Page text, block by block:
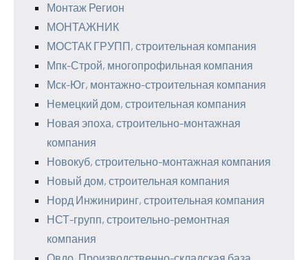
Монтаж Регион
МОНТАЖНИК
МОСТАК ГРУПП, строительная компания
Мпк-Строй, многопрофильная компания
Мск-Юг, монтажно-строительная компания
Немецкий дом, строительная компания
Новая эпоха, строительно-монтажная
компания
Новокуб, строительно-монтажная компания
Новый дом, строительная компания
Норд Инжиниринг, строительная компания
НСТ-групп, строительно-ремонтная
компания